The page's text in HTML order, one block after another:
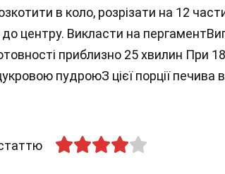
в коло, розрізати на 12
центру. Викласти на
приблизно 25 хвилин При
пудроюЗ цієї порції печива